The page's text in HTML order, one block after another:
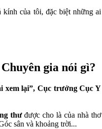
kính của tôi, đặc biệt những ai
gia nói gì?
xem lại”, Cục trưởng Cục Y
thưđược cho là của nhà thơ
sân và khoảng trời...